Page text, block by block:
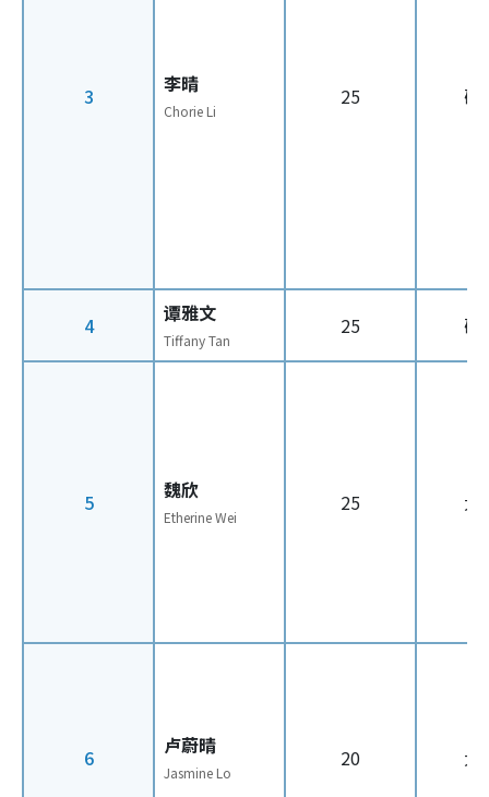
3 李晴
Chorie Li
25 硕
4 谭雅文
Tiffany Tan
25 硕
5 魏欣
Etherine Wei
25 大
6 卢蔚晴
Jasmine Lo
20 大